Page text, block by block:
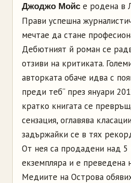
Джоджо Мойс е родена в
Прави успешна
мечтае да стане
Дебютният й роман се
отзиви на критиката.
авторката обаче идва с
преди теб“ през януари
кратко книгата се
сензация, оглавява
задържайки се в тях
От нея са продадени над 5
екземпляра и е преведена
Медиите на Острова